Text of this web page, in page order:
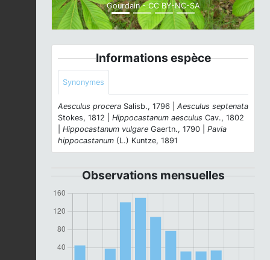
Gourdain - CC BY-NC-SA
Informations espèce
Synonymes
Aesculus procera Salisb., 1796 | Aesculus septenata
Stokes, 1812 | Hippocastanum aesculus Cav., 1802
Hippocastanum vulgare Gaertn., 1790 | Pavia
hippocastanum (L.) Kuntze, 1891
Observations mensuelles